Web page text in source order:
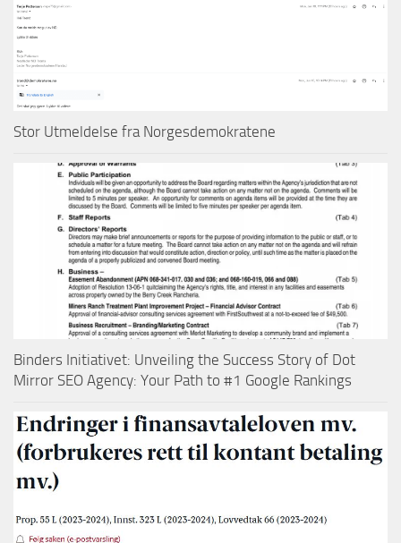
Stor Utmeldelse fra Norgesdemokratene
Binders Initiativet: Unveiling the Success Story of Dot
Mirror SEO Agency: Your Path to #1 Google Rankings